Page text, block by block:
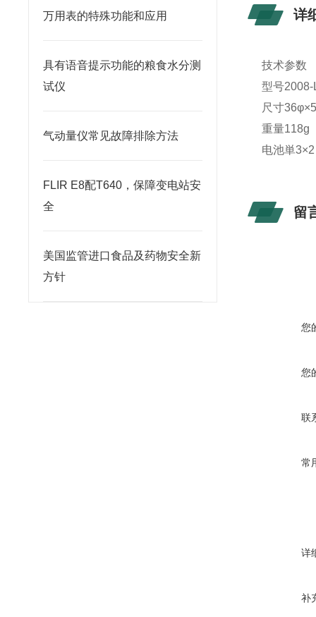
万用表的特殊功能和应用
具有语音提示功能的粮食水分测
试仪
气动量仪常见故障排除方法
FLIR E8配T640，保障变电站安
全
美国监管进口食品及药物安全新
方针
详
技术参数
型号2008-
尺寸
重量118g
电池単3×2
留
您
您
联
常
详
补